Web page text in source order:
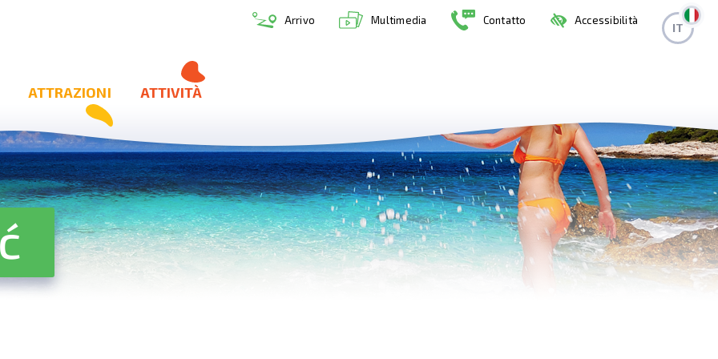
Arrivo Multimedia Contatto Accessibilità
IT
ATTRAZIONI ATTIVITÀ